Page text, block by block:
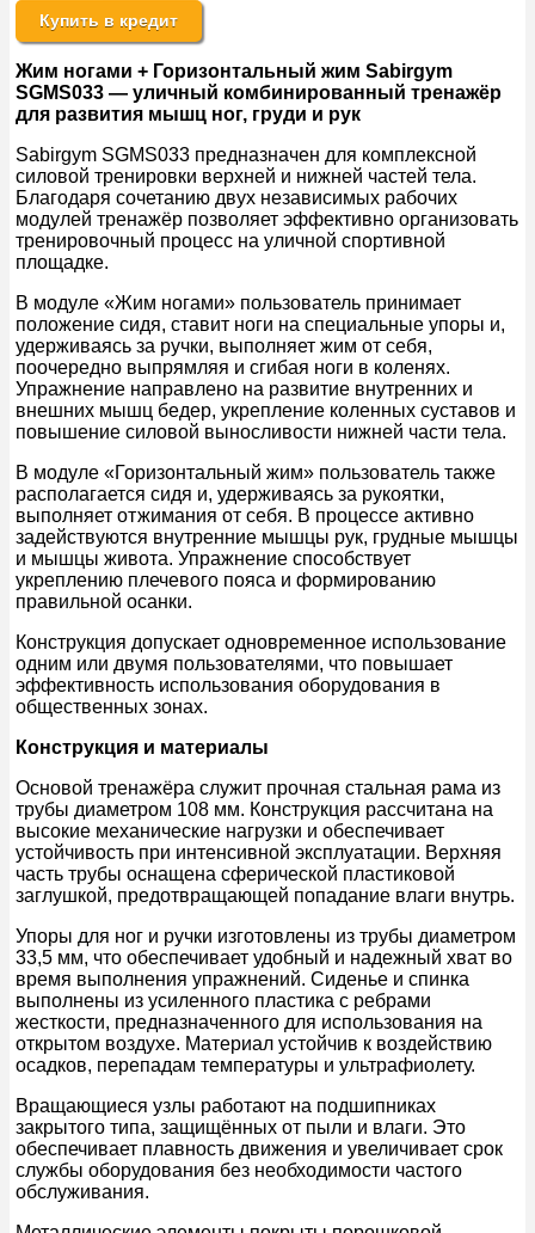
Купить в кредит
Жим ногами + Горизонтальный жим Sabirgym
SGMS033 — уличный комбинированный тренажёр
для развития мышц ног, груди и рук
Sabirgym SGMS033 предназначен для комплексной
силовой тренировки верхней и нижней частей тела.
Благодаря сочетанию двух независимых рабочих
модулей тренажёр позволяет эффективно организовать
тренировочный процесс на уличной спортивной
площадке.
В модуле «Жим ногами» пользователь принимает
положение сидя, ставит ноги на специальные упоры и,
удерживаясь за ручки, выполняет жим от себя,
поочередно выпрямляя и сгибая ноги в коленях.
Упражнение направлено на развитие внутренних и
внешних мышц бедер, укрепление коленных суставов и
повышение силовой выносливости нижней части тела.
В модуле «Горизонтальный жим» пользователь также
располагается сидя и, удерживаясь за рукоятки,
выполняет отжимания от себя. В процессе активно
задействуются внутренние мышцы рук, грудные мышцы
и мышцы живота. Упражнение способствует
укреплению плечевого пояса и формированию
правильной осанки.
Конструкция допускает одновременное использование
одним или двумя пользователями, что повышает
эффективность использования оборудования в
общественных зонах.
Конструкция и материалы
Основой тренажёра служит прочная стальная рама из
трубы диаметром 108 мм. Конструкция рассчитана на
высокие механические нагрузки и обеспечивает
устойчивость при интенсивной эксплуатации. Верхняя
часть трубы оснащена сферической пластиковой
заглушкой, предотвращающей попадание влаги внутрь.
Упоры для ног и ручки изготовлены из трубы диаметром
33,5 мм, что обеспечивает удобный и надежный хват во
время выполнения упражнений. Сиденье и спинка
выполнены из усиленного пластика с ребрами
жесткости, предназначенного для использования на
открытом воздухе. Материал устойчив к воздействию
осадков, перепадам температуры и ультрафиолету.
Вращающиеся узлы работают на подшипниках
закрытого типа, защищённых от пыли и влаги. Это
обеспечивает плавность движения и увеличивает срок
службы оборудования без необходимости частого
обслуживания.